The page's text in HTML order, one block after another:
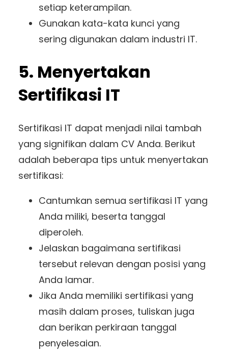
setiap keterampilan.
Gunakan kata-kata kunci yang
sering digunakan dalam industri IT.
5. Menyertakan
Sertifikasi IT
Sertifikasi IT dapat menjadi nilai tambah
yang signifikan dalam CV Anda. Berikut
adalah beberapa tips untuk menyertakan
sertifikasi:
Cantumkan semua sertifikasi IT yang
Anda miliki, beserta tanggal
diperoleh.
Jelaskan bagaimana sertifikasi
tersebut relevan dengan posisi yang
Anda lamar.
Jika Anda memiliki sertifikasi yang
masih dalam proses, tuliskan juga
dan berikan perkiraan tanggal
penyelesaian.